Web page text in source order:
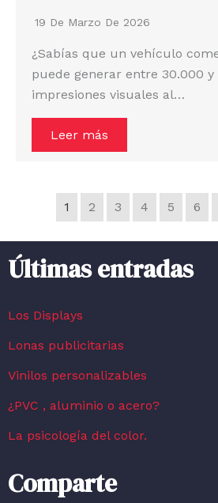
19 De Marzo De 2026
¿Sabías que un vehículo
puede generar entre 30.000 y
impresiones visuales al…
Leer más
1 2 3 4 5 6
Últimas entradas
Los Displays
Lonas publicitarias
Vinilos personalizables
¿PVC , aluminio o acero?
La psicología del color.
Comparte